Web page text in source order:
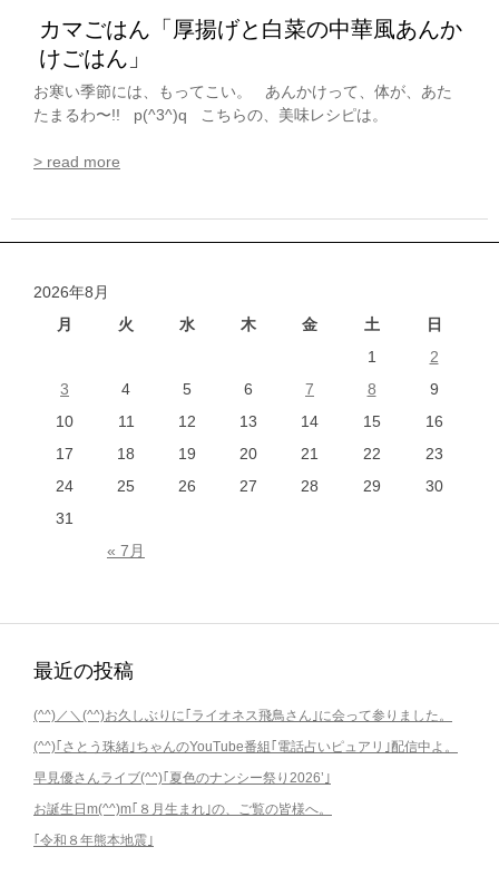
カマごはん「厚揚げと白菜の中華風あんか
けごはん」
お寒い季節には、もってこい。 あんかけって、体が、あた
たまるわ〜!! p(^3^)q こちらの、美味レシピは。
> read more
2026年8月
月
火 水 木 金 土 日
« 7月
1
2
3
4 5 6 7 8
9
10
11 12 13 14 15
16
17
18 19 20 21 22
23
24
25 26 27 28 29
30
31
最近の投稿
(^^)／＼(^^)お久しぶりに｢ライオネス飛鳥さん｣に会って参りました。
(^^)｢さとう珠緒｣ちゃんのYouTube番組｢電話占いピュアリ｣配信中よ。
早見優さんライブ(^^)｢夏色のナンシー祭り2026’｣
お誕生日m(^^)m｢８月生まれ｣の、ご覧の皆様へ。
｢令和８年熊本地震｣